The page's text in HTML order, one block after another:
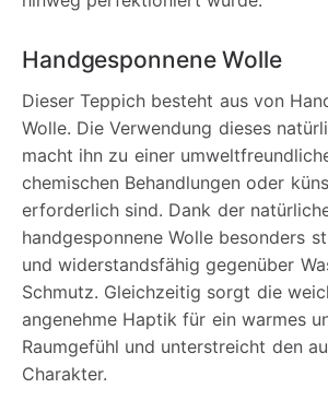
Handgesponnene Wolle
Dieser Teppich besteht aus von
Wolle. Die Verwendung dieses
macht ihn zu einer
chemischen Behandlungen oder
erforderlich sind. Dank der
handgesponnene Wolle besonders
und widerstandsfähig gegenüber
Schmutz. Gleichzeitig sorgt die
angenehme Haptik für ein warmes
Raumgefühl und unterstreicht den
Charakter.